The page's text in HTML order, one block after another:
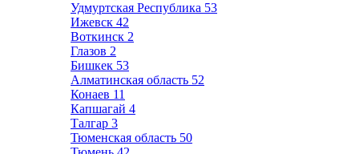
Удмуртская Республика 53
Ижевск 42
Воткинск 2
Глазов 2
Бишкек 53
Алматинская область 52
Конаев 11
Капшагай 4
Талгар 3
Тюменская область 50